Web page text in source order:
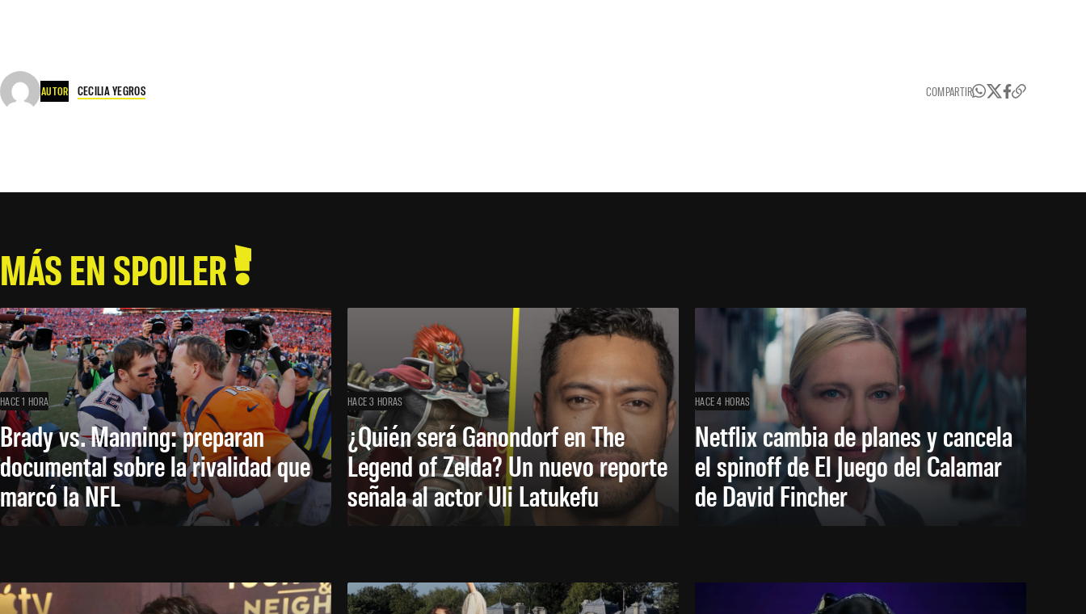
AUTOR CECILIA YEGROS COMPARTIR
MÁS EN SPOILER
HACE 1 HORA
Brady vs. Manning: preparan
documental sobre la rivalidad que
marcó la NFL
HACE 3 HORAS
¿Quién será Ganondorf en The
Legend of Zelda? Un nuevo reporte
señala al actor Uli Latukefu
HACE 4 HORAS
Netflix cambia de planes y cancela
el spinoff de El Juego del Calamar
de David Fincher